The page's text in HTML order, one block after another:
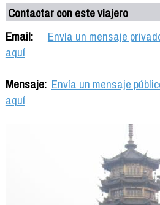
Contactar con este viajero
Email:
Envía un mensaje
aquí
Mensaje: Envía un mensaje
aquí